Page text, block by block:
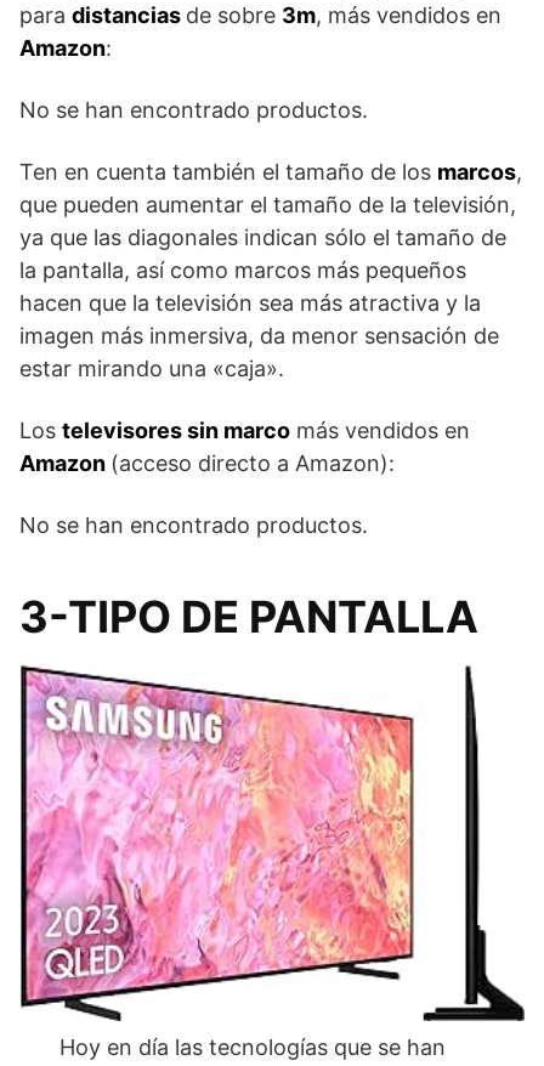
para distancias de sobre 3m, más vendidos en
Amazon:
No se han encontrado productos.
Ten en cuenta también el tamaño de los marcos,
que pueden aumentar el tamaño de la televisión,
ya que las diagonales indican sólo el tamaño de
la pantalla, así como marcos más pequeños
hacen que la televisión sea más atractiva y la
imagen más inmersiva, da menor sensación de
estar mirando una «caja».
Los televisores sin marco más vendidos en
Amazon (acceso directo a Amazon):
No se han encontrado productos.
3-TIPO DE PANTALLA
Hoy en día las tecnologías que se han